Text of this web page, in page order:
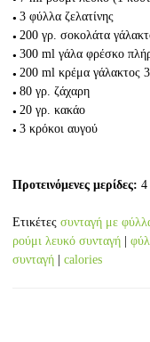
3 φύλλα ζελατίνης
200 γρ. σοκολάτα
300 ml γάλα φρέσκο
200 ml κρέμα γάλακτος
80 γρ. ζάχαρη
20 γρ. κακάο
3 κρόκοι αυγού
Προτεινόμενες μερίδες: 4
Ετικέτες συνταγή με
ρούμι λευκό συνταγή
συνταγή
calories